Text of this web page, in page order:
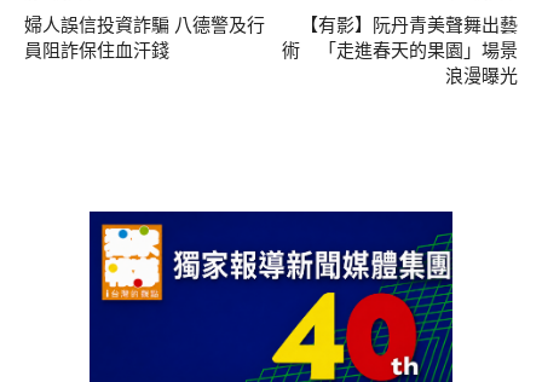
婦人誤信投資詐騙 八德警及行
員阻詐保住血汗錢
【有影】阮丹青美聲舞出藝
術 「走進春天的果園」場景
浪漫曝光